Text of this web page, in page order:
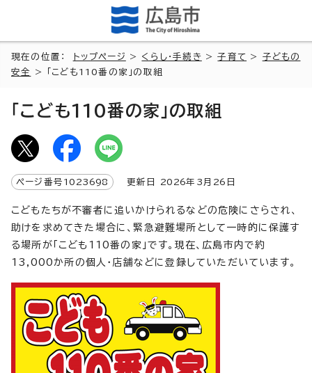
現在の位置： トップページ > くらし・手続き >子育て > 子どもの
安全
> 「こども110番の家」の取組
「こども110番の家」の取組
ページ番号 1023698 更新日 2026年3月 26 日
こどもたちが不審者に追いかけられるなどの危険にさらされ、
助けを求めてきた場合に、緊急避難場所として一時的に保護す
る場所が「こども110番の家」です。現在、広島市内で約
13,000か所の個人・店舗などに登録していただいています。